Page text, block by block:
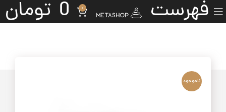
فهرست 0
0 تومان
ناموجود